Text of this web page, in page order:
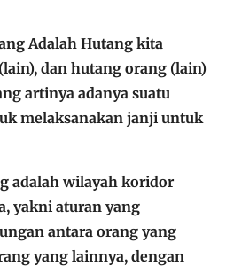
Adalah Hutang kita
dan hutang orang (lain)
artinya adanya suatu
melaksanakan janji untuk
adalah wilayah koridor
yakni aturan yang
antara orang yang
yang lainnya, dengan